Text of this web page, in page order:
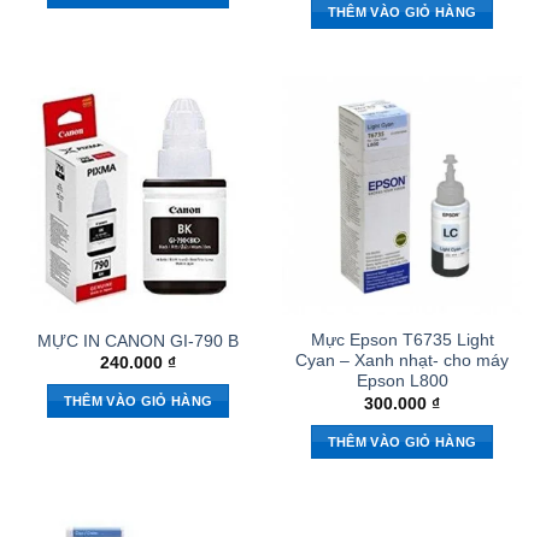
THÊM VÀO GIỎ HÀNG
MỰC IN CANON GI-790 B
240.000 ₫
THÊM VÀO GIỎ HÀNG
Mực Epson T6735 Light
Cyan – Xanh nhạt- cho máy
Epson L800
300.000 ₫
THÊM VÀO GIỎ HÀNG